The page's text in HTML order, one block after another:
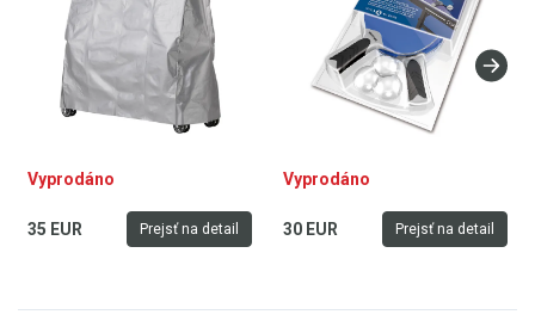
Vyprodáno
35 EUR Prejsť na detail
Vyprodáno
30 EUR Prejsť na detail